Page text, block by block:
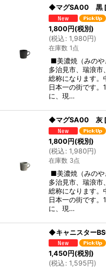
◆マグSA00 黒
1,800円(税別)
(税込: 1,980円)
在庫数 1点
■美濃焼（みのや
多治見市、瑞浪市
総称になります。
日本一の街です
に、現…
◆マグSA00 灰
1,800円(税別)
(税込: 1,980円)
在庫数 3点
■美濃焼（みのや
多治見市、瑞浪市
総称になります。
日本一の街です
に、現…
◆キャニスター
1,450円(税別)
(税込: 1,595円)